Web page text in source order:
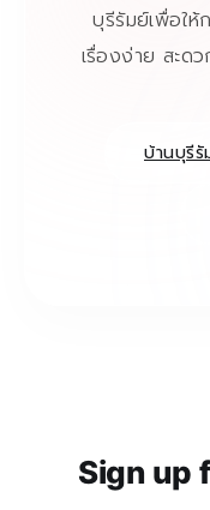
บุรีรัมย์เพื่อให้
เรื่องง่าย สะด
บ้านบุรี
Sign up